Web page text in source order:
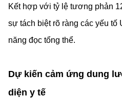
Kết hợp với tỷ lệ tương phản
sự tách biệt rõ ràng các yếu tố
năng đọc tổng thể.
Dự kiến cảm ứng dung
diện y tế